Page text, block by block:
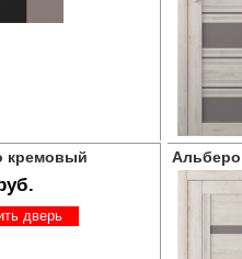
кремовый
дверь